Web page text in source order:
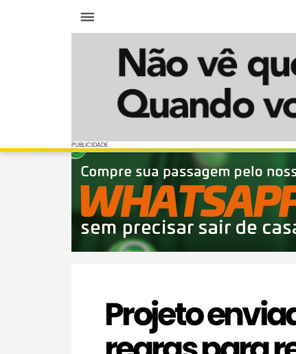
PUBLICIDADE
PUBLICIDADE
Projeto